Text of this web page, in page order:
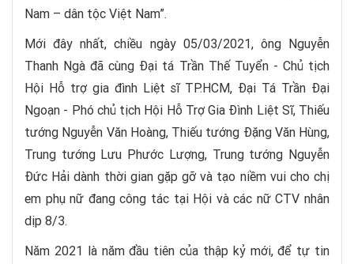
Nam – dân tộc Việt Nam”.
Mới đây nhất, chiều ngày 05/03/2021, ông Nguyễn
Thanh Ngà đã cùng Đại tá Trần Thế Tuyển - Chủ tịch
Hội Hỗ trợ gia đình Liệt sĩ TP.HCM, Đại Tá Trần Đại
Ngoạn - Phó chủ tịch Hội Hỗ Trợ Gia Đình Liệt Sĩ, Thiếu
tướng Nguyễn Văn Hoàng, Thiếu tướng Đặng Văn Hùng,
Trung tướng Lưu Phước Lượng, Trung tướng Nguyễn
Đức Hải dành thời gian gặp gỡ và tạo niềm vui cho chị
em phụ nữ đang công tác tại Hội và các nữ CTV nhân
dịp 8/3.
Năm 2021 là năm đầu tiên của thập kỷ mới, để tự tin